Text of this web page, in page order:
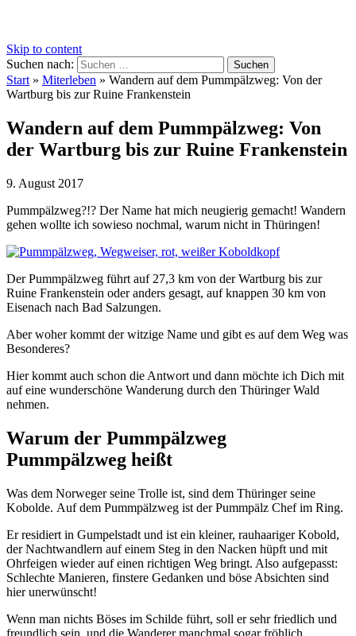
Skip to content
Suchen nach:
Start » Miterleben » Wandern auf dem Pummpälzweg: Von der
Wartburg bis zur Ruine Frankenstein
Wandern auf dem Pummpälzweg: Von
der Wartburg bis zur Ruine Frankenstein
9. August 2017
Pummpälzweg?!? Der Name hat mich neugierig gemacht! Wandern
gehen wollte ich sowieso nochmal, warum nicht in Thüringen!
Der Pummpälzweg führt auf 27,3 km von der Wartburg bis zur
Ruine Frankenstein oder anders gesagt, auf knappen 30 km von
Eisenach nach Bad Salzungen.
Aber woher kommt der witzige Name und gibt es auf dem Weg was
Besonderes?
Hier kommt auch schon die Antwort und dann möchte ich Dich mit
auf eine wunderschöne Wanderung durch den Thüringer Wald
nehmen.
Warum der Pummpälzweg
Pummpälzweg heißt
Was dem Norweger seine Trolle ist, sind dem Thüringer seine
Kobolde. Auf dem Pummpälzweg ist der Pummpälz Chef im Ring.
Er residiert in Gumpelstadt und ist ein kleiner, rauhaariger Kobold,
der Nachtwandlern auf einem Steg in den Nacken hüpft und mit
Ohrfeigen wieder auf einen richtigen Weg bringt. Also aufgepasst:
Schlechte Manieren, finstere Gedanken und böse Absichten sind
hier unerwünscht!
Wenn man nichts Böses im Schilde führt, soll er sehr friedlich und
freundlich sein, und die Wanderer manchmal sogar fröhlich